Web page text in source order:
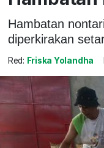
Hambatan
diperkirakan
Red: Friska Yolandha